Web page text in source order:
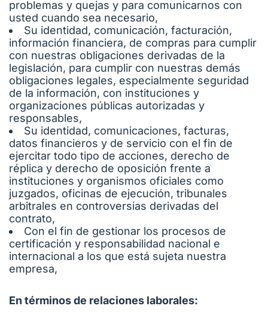
problemas y quejas y para comunicarnos con
usted cuando sea necesario,
Su identidad, comunicación, facturación,
información financiera, de compras para cumplir
con nuestras obligaciones derivadas de la
legislación, para cumplir con nuestras demás
obligaciones legales, especialmente seguridad
de la información, con instituciones y
organizaciones públicas autorizadas y
responsables,
Su identidad, comunicaciones, facturas,
datos financieros y de servicio con el fin de
ejercitar todo tipo de acciones, derecho de
réplica y derecho de oposición frente a
instituciones y organismos oficiales como
juzgados, oficinas de ejecución, tribunales
arbitrales en controversias derivadas del
contrato,
Con el fin de gestionar los procesos de
certificación y responsabilidad nacional e
internacional a los que está sujeta nuestra
empresa,
En términos de relaciones laborales: